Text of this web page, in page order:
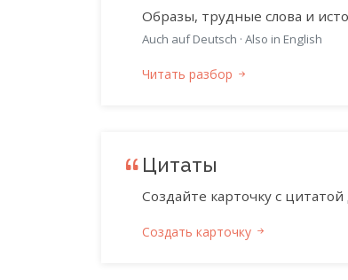
Образы, трудные слова и
Auch auf Deutsch · Also in English
Читать разбор
Цитаты
Создайте карточку с
Создать карточку